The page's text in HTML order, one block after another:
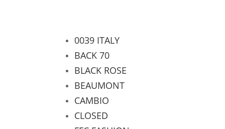
0039 ITALY
BACK 70
BLACK ROSE
BEAUMONT
CAMBIO
CLOSED